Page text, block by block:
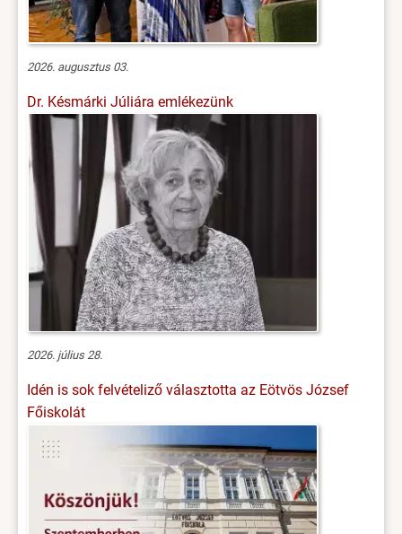
2026. augusztus 03.
Dr. Késmárki Júliára emlékezünk
2026. július 28.
Idén is sok felvételiző választotta az Eötvös József
Főiskolát